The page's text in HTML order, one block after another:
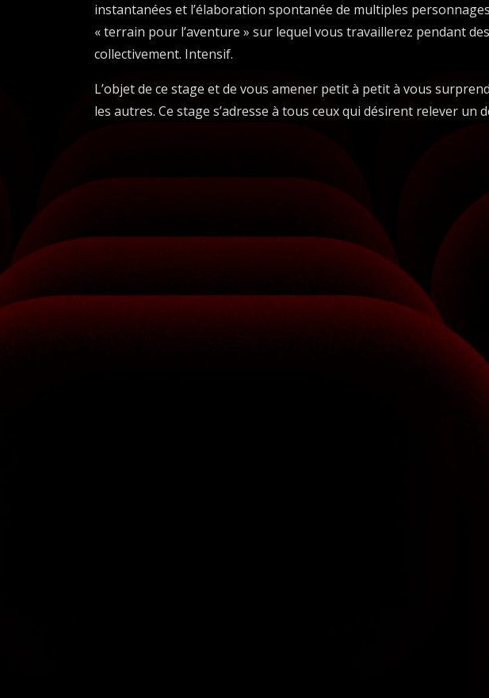
instantanées et l’élaboration spontanée de multiples
« terrain pour l’aventure » sur lequel vous travaillerez pendant
collectivement. Intensif.
L’objet de ce stage et de vous amener petit à petit à vous
les autres. Ce stage s’adresse à tous ceux qui désirent relever un